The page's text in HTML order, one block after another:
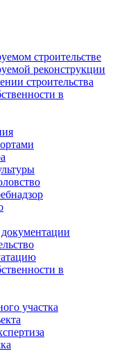
строительстве
реконструкции
строительства
в
в
участка